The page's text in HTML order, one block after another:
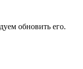
обновить его.